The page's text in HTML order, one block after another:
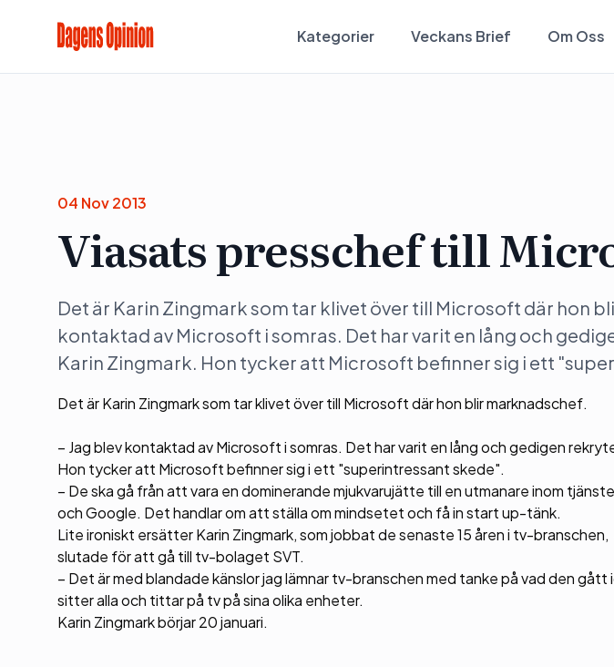
Kategorier Veckans Brief Om Oss
04 Nov 2013
Viasats presschef till
Det är Karin Zingmark som tar klivet över till Microsoft där hon
kontaktad av Microsoft i somras. Det har varit en lång och
Karin Zingmark. Hon tycker att Microsoft befinner sig i ett
Det är Karin Zingmark som tar klivet över till Microsoft där hon blir marknadschef.
– Jag blev kontaktad av Microsoft i somras. Det har varit en lång och gedigen
Hon tycker att Microsoft befinner sig i ett "superintressant skede".
– De ska gå från att vara en dominerande mjukvarujätte till en utmanare inom
och Google. Det handlar om att ställa om mindsetet och få in start up-tänk.
Lite ironiskt ersätter Karin Zingmark, som jobbat de senaste 15 åren i tv-branschen,
slutade för att gå till tv-bolaget SVT.
– Det är med blandade känslor jag lämnar tv-branschen med tanke på vad den
sitter alla och tittar på tv på sina olika enheter.
Karin Zingmark börjar 20 januari.